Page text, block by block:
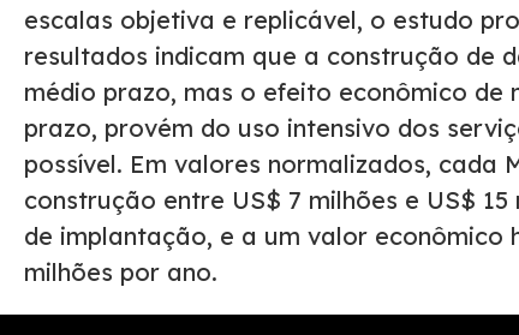
escalas objetiva e replicável, o estudo
resultados indicam que a construção de
médio prazo, mas o efeito econômico
prazo, provém do uso intensivo dos
possível. Em valores normalizados, cada
construção entre US$ 7 milhões e US$
de implantação, e a um valor econômico
milhões por ano.